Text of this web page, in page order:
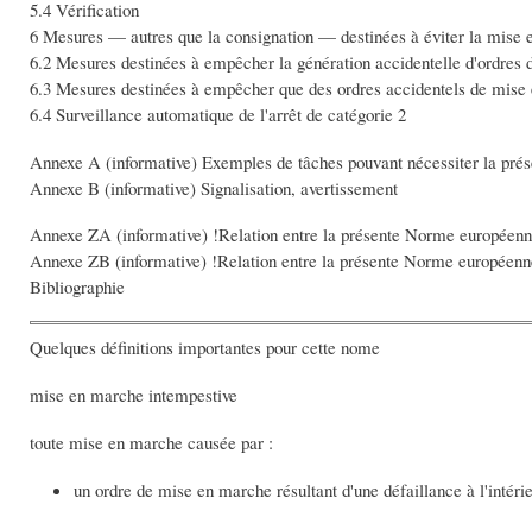
5.4 Vérification
6 Mesures — autres que la consignation — destinées à éviter la mise
6.2 Mesures destinées à empêcher la génération accidentelle d'ordres
6.3 Mesures destinées à empêcher que des ordres accidentels de
6.4 Surveillance automatique de l'arrêt de catégorie 2
Annexe A (informative) Exemples de tâches pouvant nécessiter la
Annexe B (informative) Signalisation, avertissement
Annexe ZA (informative) !Relation entre la présente Norme
Annexe ZB (informative) !Relation entre la présente Norme
Bibliographie
Quelques définitions importantes pour cette nome
mise en marche intempestive
toute mise en marche causée par :
un ordre de mise en marche résultant d'une défaillance à